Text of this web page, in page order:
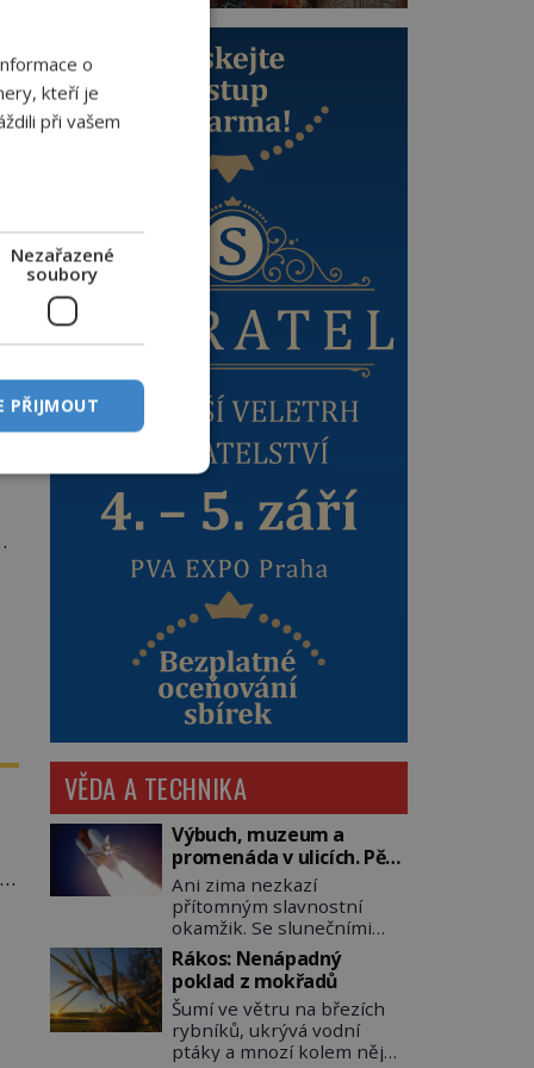
VĚDA A TECHNIKA
Výbuch, muzeum a
promenáda v ulicích. Pět
osudů nejslavnějších
raketoplánů
Ani zima nezkazí
přítomným slavnostní
okamžik. Se slunečními
brýlemi hledí na startující
raketu, která má do
vesmíru vynést kromě
posádky také obyčejnou
učitelku. Po několika
sekundách všem ztuhnou
Rákos: Nenápadný
poklad z mokřadů
Šumí ve větru na březích
rybníků, ukrývá vodní
ptáky a mnozí kolem něj
o
kteří je
při vašem
Nezařazené
soubory
PŘIJMOUT